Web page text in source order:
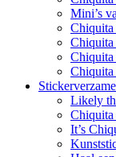
Mini’s
Chiquita
Chiquita
Chiquita
Chiquita
Likely
Chiquita
It’s